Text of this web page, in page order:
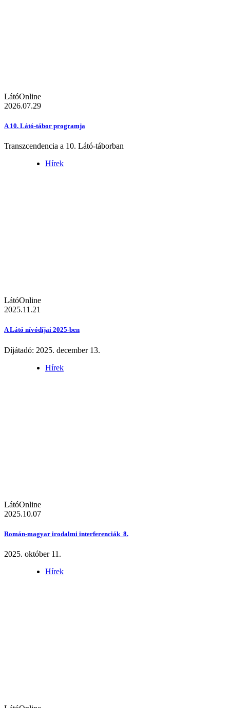
LátóOnline
2026.07.29
A 10. Látó-tábor programja
Transzcendencia a 10. Látó-táborban
Hírek
LátóOnline
2025.11.21
A Látó nívódíjai 2025-ben
Díjátadó: 2025. december 13.
Hírek
LátóOnline
2025.10.07
Román-magyar irodalmi interferenciák 8.
2025. október 11.
Hírek